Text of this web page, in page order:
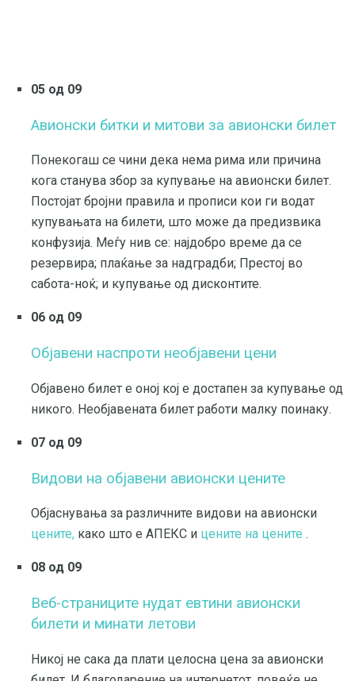
05 од 09
Авионски битки и митови за авионски билет
Понекогаш се чини дека нема рима или причина
кога станува збор за купување на авионски билет.
Постојат бројни правила и прописи кои ги водат
купувањата на билети, што може да предизвика
конфузија. Меѓу нив се: најдобро време да се
резервира; плаќање за надградби; Престој во
сабота-ноќ; и купување од дисконтите.
06 од 09
Објавени наспроти необјавени цени
Објавено билет е оној кој е достапен за купување од
никого. Необјавената билет работи малку поинаку.
07 од 09
Видови на објавени авионски цените
Објаснувања за различните видови на авионски
цените, како што е АПЕКС и цените на цените .
08 од 09
Веб-страниците нудат евтини авионски
билети и минати летови
Никој не сака да плати целосна цена за авионски